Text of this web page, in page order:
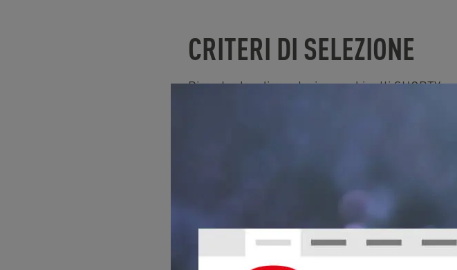
CRITERI DI SELEZIONE
Ricorda che gli aeratori per rubinetti SHORTY
prodotti. Per restringere la selezione, utilizza i
: Gli aeratori per rubinetti SHORTY
: sono disponibili nelle
: forniscono un flusso comfort
Protezione anticalcare efficace (SLC):
grazie
depositi di calcare dalla superficie in